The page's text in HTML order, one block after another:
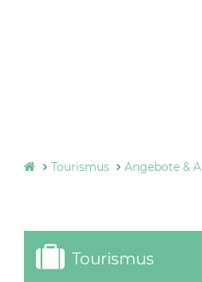
Tourismus Angebote &
Tourismus